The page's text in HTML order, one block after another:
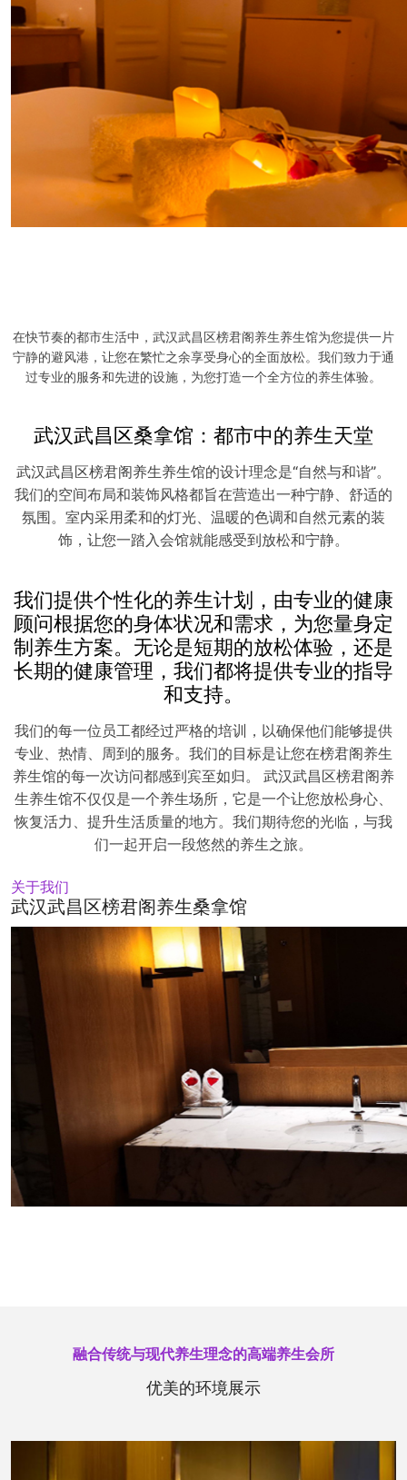
东方养生哲学之休闲spa
日式SPA是我们对东方养生哲学的致敬。我们的日式
SPA区域装饰以传统的日式风格，提供包括日式指压、
热石按摩等服务。在这里，您可以体验到日本传统的养
生文化，享受身心的和谐统一。
促进血液循环，缓解疲劳。足疗不仅能够放松您的双
脚，还能帮助您恢复整体的活力。
在快节奏的都市生活中，武汉武昌区榜君阁养生养生馆为您提供一片
宁静的避风港，让您在繁忙之余享受身心的全面放松。我们致力于通
过专业的服务和先进的设施，为您打造一个全方位的养生体验。
武汉武昌区桑拿馆：都市中的养生天堂
武汉武昌区榜君阁养生养生馆的设计理念是“自然与和谐”。
我们的空间布局和装饰风格都旨在营造出一种宁静、舒适的
氛围。室内采用柔和的灯光、温暖的色调和自然元素的装
饰，让您一踏入会馆就能感受到放松和宁静。
我们提供个性化的养生计划，由专业的健康
顾问根据您的身体状况和需求，为您量身定
制养生方案。无论是短期的放松体验，还是
长期的健康管理，我们都将提供专业的指导
和支持。
我们的每一位员工都经过严格的培训，以确保他们能够提供
专业、热情、周到的服务。我们的目标是让您在榜君阁养生
养生馆的每一次访问都感到宾至如归。 武汉武昌区榜君阁养
生养生馆不仅仅是一个养生场所，它是一个让您放松身心、
恢复活力、提升生活质量的地方。我们期待您的光临，与我
们一起开启一段悠然的养生之旅。
关于我们
武汉武昌区榜君阁养生桑拿馆
融合传统与现代养生理念的高端养生会所
优美的环境展示